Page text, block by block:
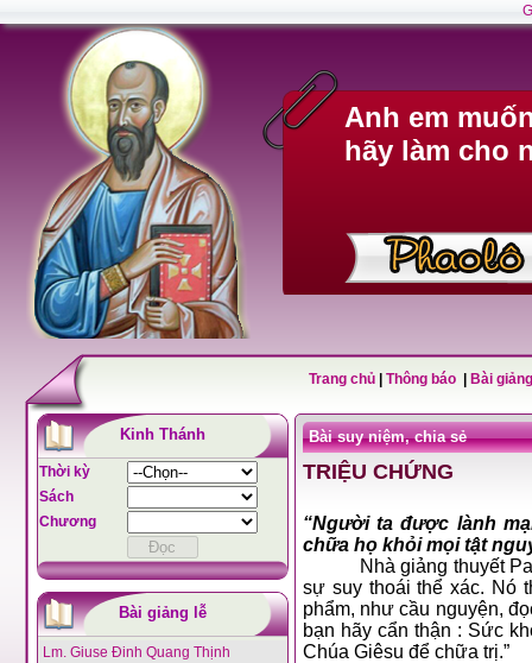
Anh em
hãy làm cho
Trang chủ Thông báo Bài
Kinh Thánh
Thời kỳ
Sách
Chương
Bài giảng lễ
Lm. Giuse Đinh Quang Thịnh
Bài suy niệm, chia sẻ
TRIỆU CHỨNG
“Người ta được lành
chữa họ khỏi mọi tật
Nhà giảng thuyết
sự suy thoái thể xác. Nó
phẩm, như cầu nguyện,
bạn hãy cẩn thận : Sức
Chúa Giêsu để chữa trị.”